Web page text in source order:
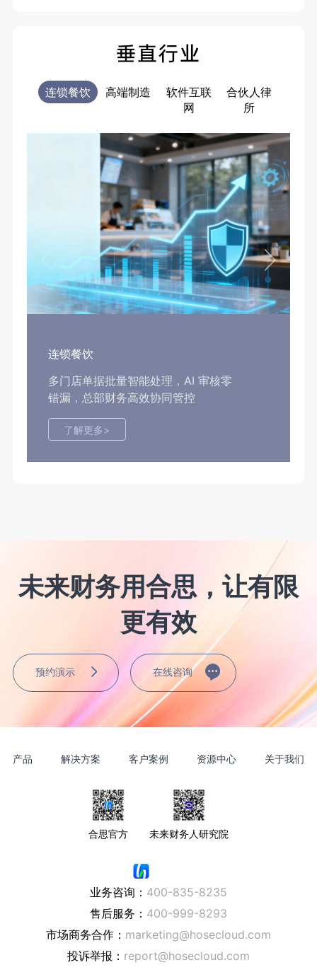
垂直行业
连锁餐饮 高端制造
软件互联
网
合伙人律
所
连锁餐饮
多门店单据批量智能处理，AI 审核零
错漏，总部财务高效协同管控
了解更多>
未来财务用合思，让有限
更有效
预约演示 在线咨询
产品 解决方案 客户案例 资源中心 关于我们
合思官方 未来财务人研究院
业务咨询： 400-835-8235
售后服务： 400-999-8293
市场商务合作： marketing@hosecloud.com
投诉举报： report@hosecloud.com